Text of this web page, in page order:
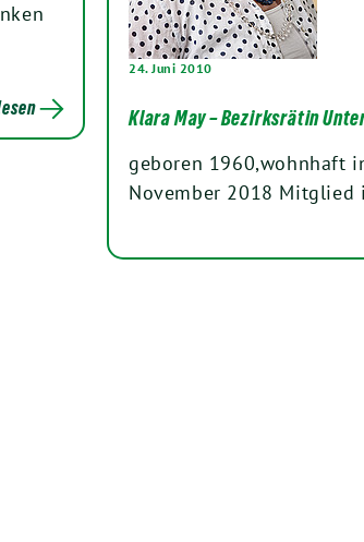
24. Juni 2010
Klara May – Bezirksrätin
geboren 1960,wohnhaft
November 2018 Mitglied